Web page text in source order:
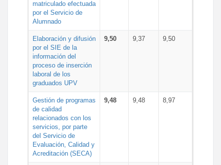
matriculado efectuada
por el Servicio de
Alumnado
Elaboración y difusión
por el SIE de la
información del
proceso de inserción
laboral de los
graduados UPV
9,50 9,37 9,50
Gestión de programas
de calidad
relacionados con los
servicios, por parte
del Servicio de
Evaluación, Calidad y
Acreditación (SECA)
9,48 9,48 8,97